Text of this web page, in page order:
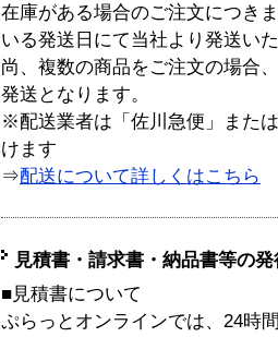
在庫がある場合のご注文につき
いる発送日にて当社より発送い
尚、複数の商品をご注文の場合
発送となります。
※配送業者は「佐川急便」また
けます
⇒配送について詳しくはこちら
見積書・請求書・納品書等の
■見積書について
ぷらっとオンラインでは、24時